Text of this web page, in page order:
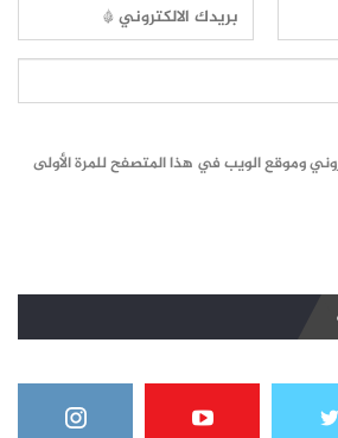
وموقع الويب في هذا المتصفح للمرة الأولى